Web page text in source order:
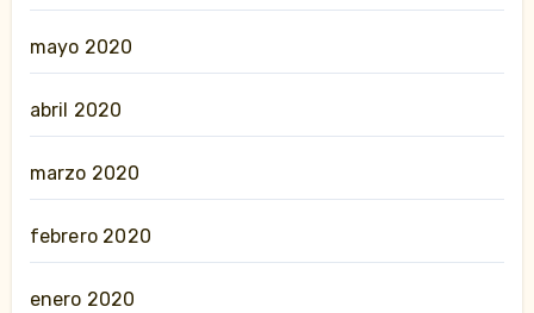
mayo 2020
abril 2020
marzo 2020
febrero 2020
enero 2020